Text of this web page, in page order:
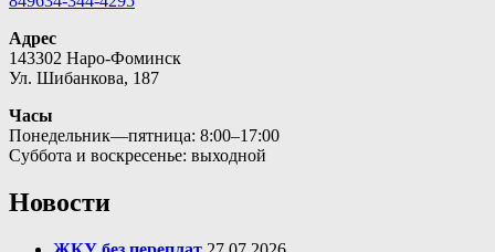
Адрес
143302 Наро-Фоминск
Ул. Шибанкова, 187
Часы
Понедельник—пятница: 8:00–17:00
Суббота и воскресенье: выходной
Новости